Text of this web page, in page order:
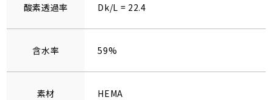
酸素透過率 Dk/L = 22.4
含水率 59%
素材 HEMA